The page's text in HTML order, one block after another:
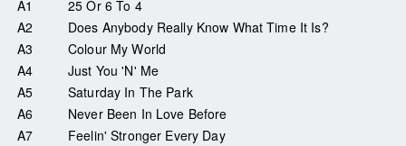
A1
25 Or 6 To 4
A2
Does Anybody Really Know What Time It Is?
A3
Colour My World
A4
Just You 'N' Me
A5
Saturday In The Park
A6
Never Been In Love Before
A7
Feelin' Stronger Every Day